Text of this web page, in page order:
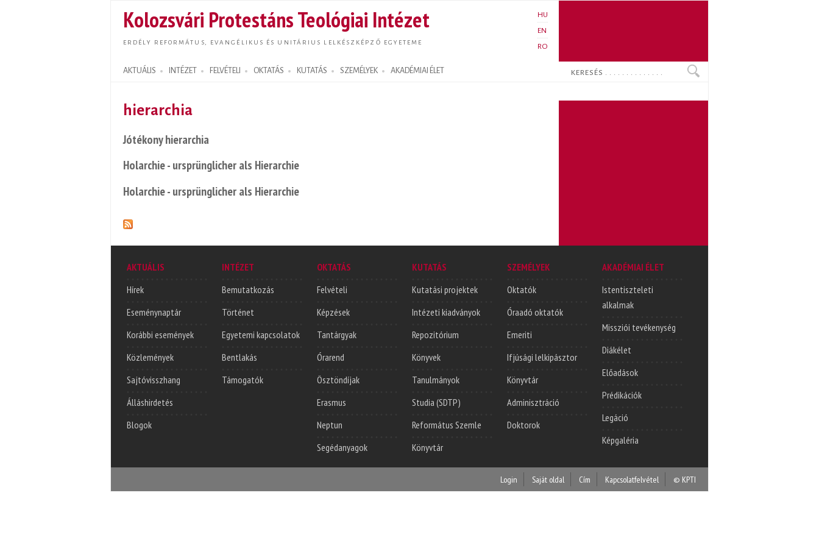
tartalomra
Kolozsvári Protestáns Teológiai Intézet
ERDÉLY REFORMÁTUS, EVANGÉLIKUS ÉS UNITÁRIUS LELKÉSZKÉPZŐ EGYETEME
HU
EN
RO
AKTUÁLIS INTÉZET FELVÉTELI OKTATÁS KUTATÁS SZEMÉLYEK AKADÉMIAI ÉLET
Search form
Keresés
hierarchia
Jótékony hierarchia
Holarchie - ursprünglicher als Hierarchie
Holarchie - ursprünglicher als Hierarchie
AKTUÁLIS
Hírek
Eseménynaptár
Korábbi események
Közlemények
Sajtóvisszhang
Álláshirdetés
Blogok
INTÉZET
Bemutatkozás
Történet
Egyetemi kapcsolatok
Bentlakás
Támogatók
OKTATÁS
Felvételi
Képzések
Tantárgyak
Órarend
Ösztöndíjak
Erasmus
Neptun
Segédanyagok
KUTATÁS
Kutatási projektek
Intézeti kiadványok
Repozitórium
Könyvek
Tanulmányok
Studia (SDTP)
Református Szemle
Könyvtár
SZEMÉLYEK
Oktatók
Óraadó oktatók
Emeriti
Ifjúsági lelkipásztor
Könyvtár
Adminisztráció
Doktorok
AKADÉMIAI ÉLET
Istentiszteleti
alkalmak
Missziói tevékenység
Diákélet
Előadások
Prédikációk
Legáció
Képgaléria
Login Saját oldal Cím Kapcsolatfelvétel © KPTI